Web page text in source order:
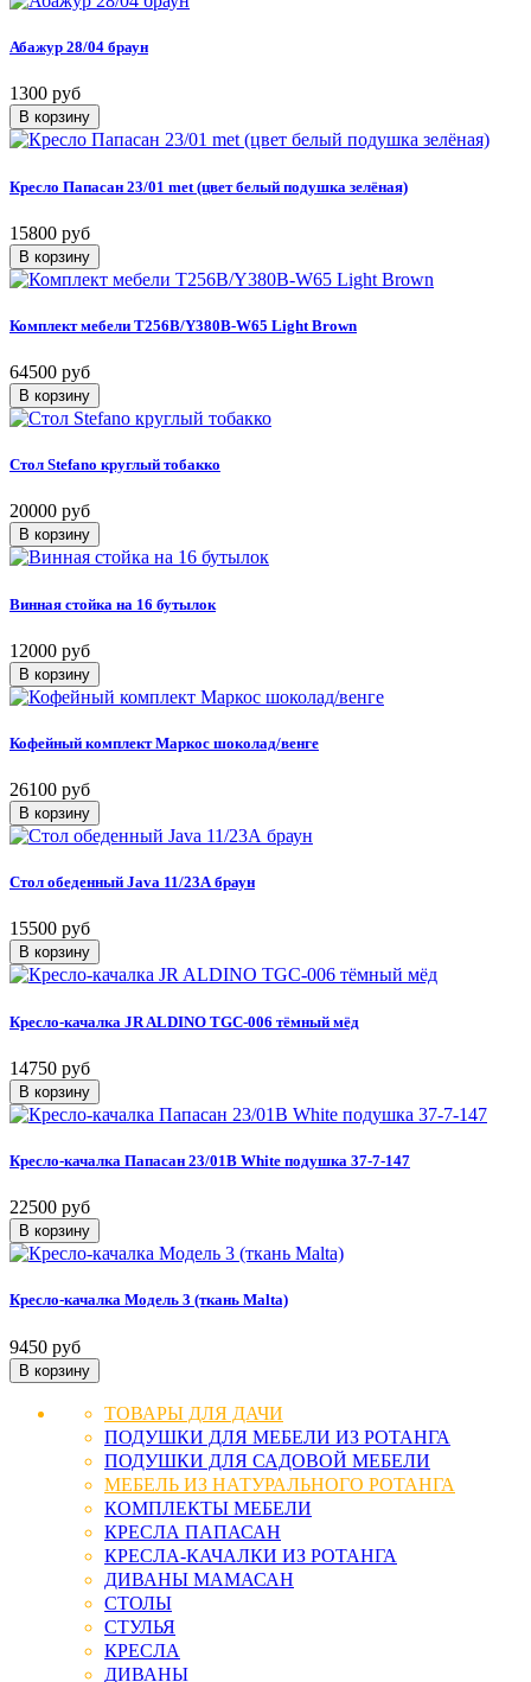
Абажур 28/04 браун
1300 руб
Кресло Папасан 23/01 met (цвет белый подушка зелёная)
15800 руб
Комплект мебели T256B/Y380B-W65 Light Brown
64500 руб
Стол Stefano круглый тобакко
20000 руб
Винная стойка на 16 бутылок
12000 руб
Кофейный комплект Маркос шоколад/венге
26100 руб
Стол обеденный Java 11/23А браун
15500 руб
Кресло-качалка JR ALDINO TGC-006 тёмный мёд
14750 руб
Кресло-качалка Папасан 23/01В White подушка 37-7-147
22500 руб
Кресло-качалка Модель 3 (ткань Malta)
9450 руб
ТОВАРЫ ДЛЯ ДАЧИ
ПОДУШКИ ДЛЯ МЕБЕЛИ ИЗ РОТАНГА
ПОДУШКИ ДЛЯ САДОВОЙ МЕБЕЛИ
МЕБЕЛЬ ИЗ НАТУРАЛЬНОГО РОТАНГА
КОМПЛЕКТЫ МЕБЕЛИ
КРЕСЛА ПАПАСАН
КРЕСЛА-КАЧАЛКИ ИЗ РОТАНГА
ДИВАНЫ МАМАСАН
СТОЛЫ
СТУЛЬЯ
КРЕСЛА
ДИВАНЫ